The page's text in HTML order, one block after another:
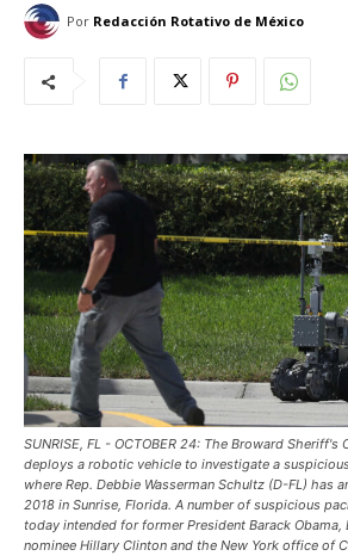
Por Redacción Rotativo de México
SUNRISE, FL - OCTOBER 24: The Broward
deploys a robotic vehicle to investigate a
where Rep. Debbie Wasserman Schultz (D-FL) has
2018 in Sunrise, Florida. A number of suspicious
today intended for former President Barack
nominee Hillary Clinton and the New York office of